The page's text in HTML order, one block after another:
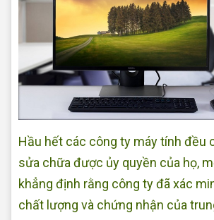
Hầu hết các công ty máy tính đều
sửa chữa được ủy quyền của họ,
khẳng định rằng công ty đã xác
chất lượng và chứng nhận của